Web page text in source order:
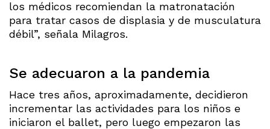
los médicos recomiendan la matronatación
para tratar casos de displasia y de musculatura
débil”, señala Milagros.
Se adecuaron a la pandemia
Hace tres años, aproximadamente, decidieron
incrementar las actividades para los niños e
iniciaron el ballet, pero luego empezaron las